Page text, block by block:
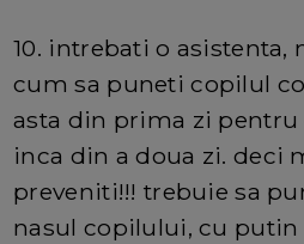
10. intrebati o asistenta,
cum sa puneti copilul
asta din prima zi pentru
inca din a doua zi. deci
preveniti!!! trebuie sa
nasul copilului, cu putin